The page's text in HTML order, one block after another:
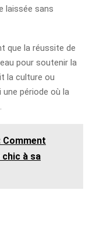
laissée sans
que la réussite de
pour soutenir la
la culture ou
période où la
Comment
à sa